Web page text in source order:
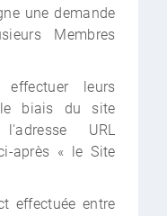
une demande
Membres
effectuer leurs
biais du site
URL
après « le Site
effectuée entre